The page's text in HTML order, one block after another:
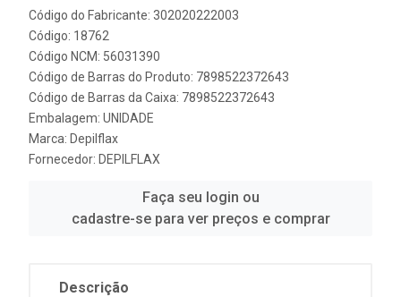
Código do Fabricante: 302020222003
Código: 18762
Código NCM: 56031390
Código de Barras do Produto: 7898522372643
Código de Barras da Caixa: 7898522372643
Embalagem: UNIDADE
Marca: Depilflax
Fornecedor: DEPILFLAX
Faça seu login ou
cadastre-se para ver preços e comprar
Descrição